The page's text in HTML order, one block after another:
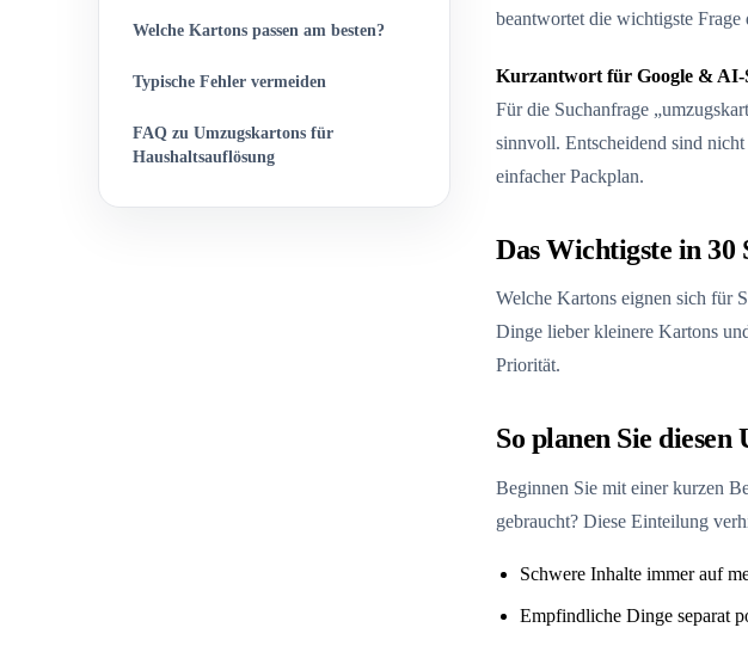
Welche Kartons passen am besten?
Typische Fehler vermeiden
FAQ zu Umzugskartons für
Haushaltsauflösung
beantwortet die wichtigste
Kurzantwort für Google & AI-
Für die Suchanfrage
sinnvoll. Entscheidend sind
einfacher Packplan.
Das Wichtigste in 30
Welche Kartons eignen sich für
Dinge lieber kleinere Kartons
Priorität.
So planen Sie
Beginnen Sie mit einer kurzen
gebraucht? Diese Einteilung
Schwere Inhalte immer auf
Empfindliche Dinge separat